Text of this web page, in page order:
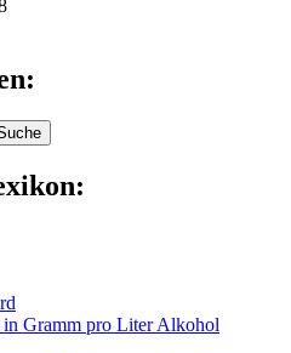
Gramm pro Liter Alkohol